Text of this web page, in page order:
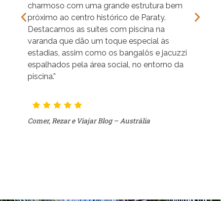
charmoso com uma grande estrutura bem
próximo ao centro histórico de Paraty.
Destacamos as suítes com piscina na
varanda que dão um toque especial às
estadias, assim como os bangalôs e jacuzzi
espalhados pela área social, no entorno da
piscina.”
Comer, Rezar e Viajar Blog – Austrália